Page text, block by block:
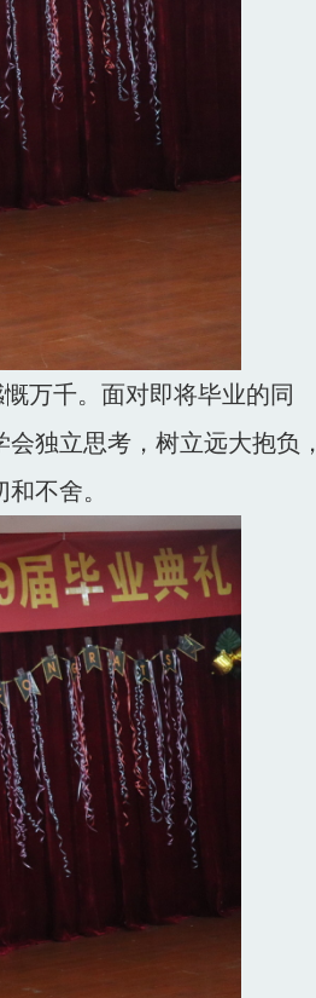
万千。面对即将毕业的同
独立思考，树立远大抱负，
不舍。